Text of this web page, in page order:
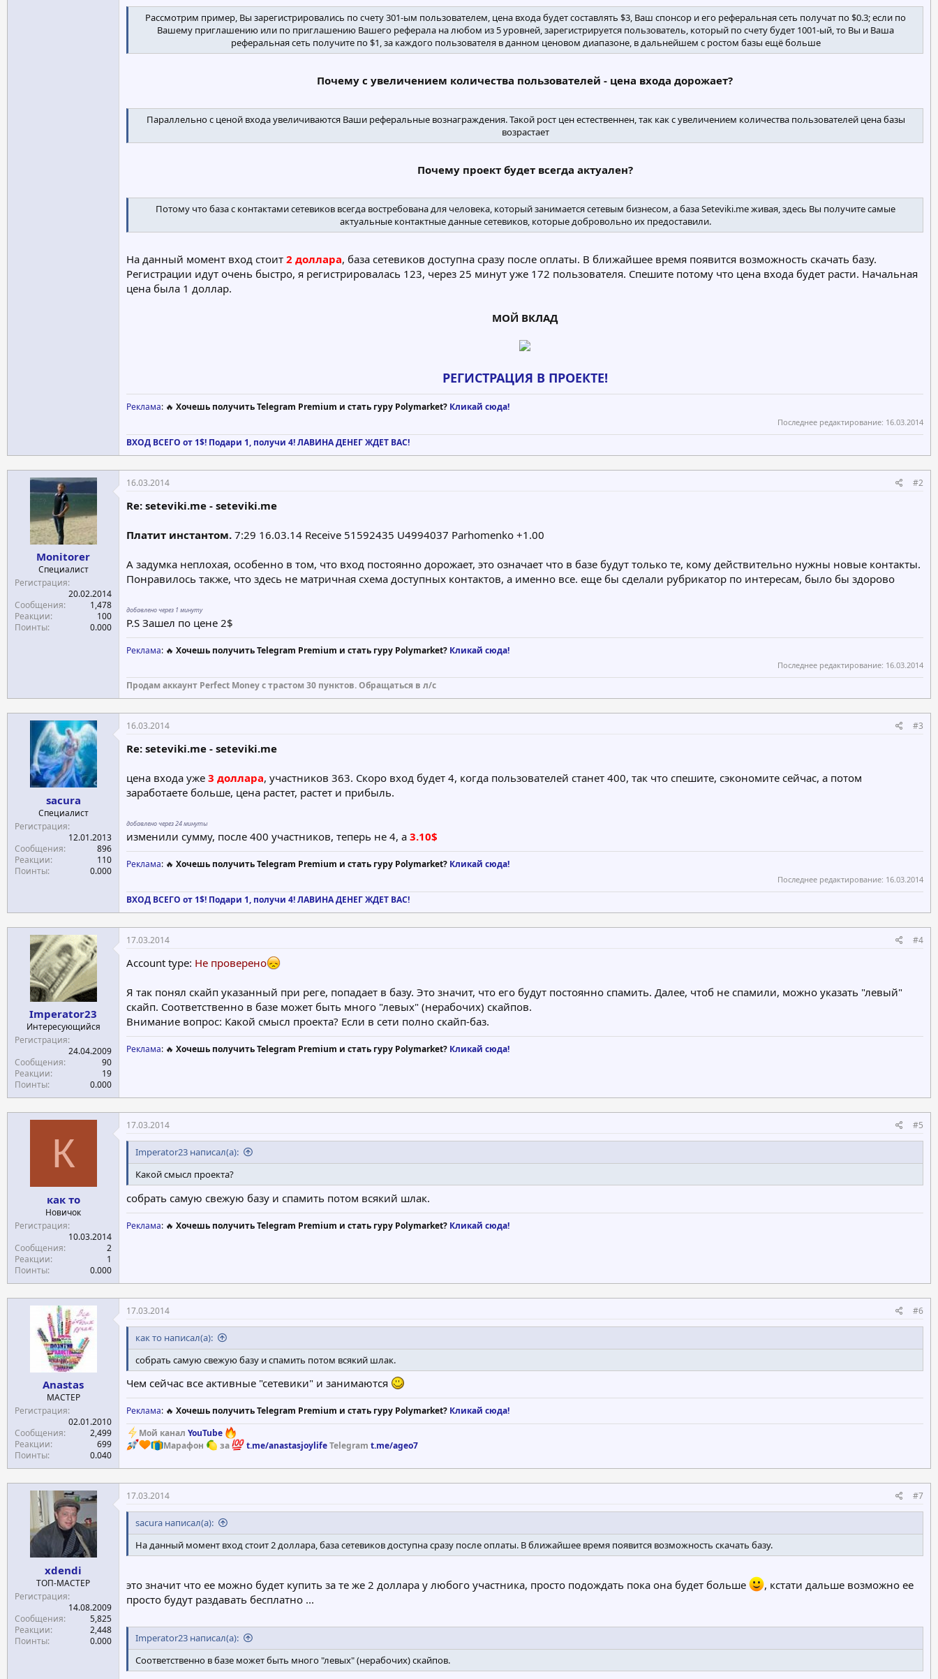
Рассмотрим пример, Вы зарегистрировались по счету 301-ым пользователем, цена входа будет составлять $3, Ваш спонсор и его реферальная сеть получат по $0.3; если по
Вашему приглашению или по приглашению Вашего реферала на любом из 5 уровней, зарегистрируется пользователь, который по счету будет 1001-ый, то Вы и Ваша
реферальная сеть получите по $1, за каждого пользователя в данном ценовом диапазоне, в дальнейшем с ростом базы ещё больше
Почему с увеличением количества пользователей - цена входа дорожает?​
Параллельно с ценой входа увеличиваются Ваши реферальные вознаграждения. Такой рост цен естественнен, так как с увеличением количества пользователей цена базы
возрастает
Почему проект будет всегда актуален?​
Потому что база с контактами сетевиков всегда востребована для человека, который занимается сетевым бизнесом, а база Seteviki.me живая, здесь Вы получите самые
актуальные контактные данные сетевиков, которые добровольно их предоставили.
На данный момент вход стоит 2 доллара, база сетевиков доступна сразу после оплаты. В ближайшее время появится возможность скачать базу.
Регистрации идут очень быстро, я регистрировалась 123, через 25 минут уже 172 пользователя. Спешите потому что цена входа будет расти. Начальная
цена была 1 доллар.
МОЙ ВКЛАД​
РЕГИСТРАЦИЯ В ПРОЕКТЕ!
Реклама: 🔥 Хочешь получить Telegram Premium и стать гуру Polymarket? Кликай сюда!
Последнее редактирование: 16.03.2014
ВХОД ВСЕГО от 1$! Подари 1, получи 4! ЛАВИНА ДЕНЕГ ЖДЕТ ВАС!
Monitorer
Специалист
Регистрация
20.02.2014
Сообщения
1,478
Реакции
100
Поинты
0.000
16.03.2014 #2
Re: seteviki.me - seteviki.me
Платит инстантом. 7:29 16.03.14 Receive 51592435 U4994037 Parhomenko +1.00
А задумка неплохая, особенно в том, что вход постоянно дорожает, это означает что в базе будут только те, кому действительно нужны новые контакты.
Понравилось также, что здесь не матричная схема доступных контактов, а именно все. еще бы сделали рубрикатор по интересам, было бы здорово
добавлено через 1 минуту
P.S Зашел по цене 2$
Реклама: 🔥 Хочешь получить Telegram Premium и стать гуру Polymarket? Кликай сюда!
Последнее редактирование: 16.03.2014
Продам аккаунт Perfect Money с трастом 30 пунктов. Обращаться в л/с
sacura
Специалист
Регистрация
12.01.2013
Сообщения
896
Реакции
110
Поинты
0.000
16.03.2014 #3
Re: seteviki.me - seteviki.me
цена входа уже 3 доллара, участников 363. Скоро вход будет 4, когда пользователей станет 400, так что спешите, сэкономите сейчас, а потом
заработаете больше, цена растет, растет и прибыль.
добавлено через 24 минуты
изменили сумму, после 400 участников, теперь не 4, а 3.10$
Реклама: 🔥 Хочешь получить Telegram Premium и стать гуру Polymarket? Кликай сюда!
Последнее редактирование: 16.03.2014
ВХОД ВСЕГО от 1$! Подари 1, получи 4! ЛАВИНА ДЕНЕГ ЖДЕТ ВАС!
Imperator23
Интересующийся
Регистрация
24.04.2009
Сообщения
90
Реакции
19
Поинты
0.000
17.03.2014 #4
Account type: Не проверено
Я так понял скайп указанный при реге, попадает в базу. Это значит, что его будут постоянно спамить. Далее, чтоб не спамили, можно указать "левый"
скайп. Соответственно в базе может быть много "левых" (нерабочих) скайпов.
Внимание вопрос: Какой смысл проекта? Если в сети полно скайп-баз.
Реклама: 🔥 Хочешь получить Telegram Premium и стать гуру Polymarket? Кликай сюда!
К
как то
Новичок
Регистрация
10.03.2014
Сообщения
2
Реакции
1
Поинты
0.000
17.03.2014 #5
Imperator23 написал(а):
Какой смысл проекта?
собрать самую свежую базу и спамить потом всякий шлак.
Реклама: 🔥 Хочешь получить Telegram Premium и стать гуру Polymarket? Кликай сюда!
Anastas
МАСТЕР
Регистрация
02.01.2010
Сообщения
2,499
Реакции
699
Поинты
0.040
17.03.2014 #6
как то написал(а):
собрать самую свежую базу и спамить потом всякий шлак.
Чем сейчас все активные "сетевики" и занимаются
Реклама: 🔥 Хочешь получить Telegram Premium и стать гуру Polymarket? Кликай сюда!
Мой канал YouTube
Марафон
за t.me/anastasjoylifeTelegram t.me/ageo7
xdendi
ТОП-МАСТЕР
Регистрация
14.08.2009
Сообщения
5,825
Реакции
2,448
Поинты
0.000
17.03.2014 #7
sacura написал(а):
На данный момент вход стоит 2 доллара, база сетевиков доступна сразу после оплаты. В ближайшее время появится возможность скачать базу.
это значит что ее можно будет купить за те же 2 доллара у любого участника, просто подождать пока она будет больше
, кстати дальше возможно ее
просто будут раздавать бесплатно ...
Imperator23 написал(а):
Соответственно в базе может быть много "левых" (нерабочих) скайпов.